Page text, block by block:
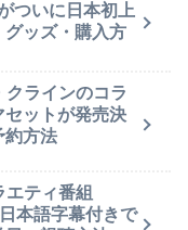
ついに日本初上
グッズ・購入方
クラインのコラ
セットが発売決
約方法
エティ番組
本語字幕付きで